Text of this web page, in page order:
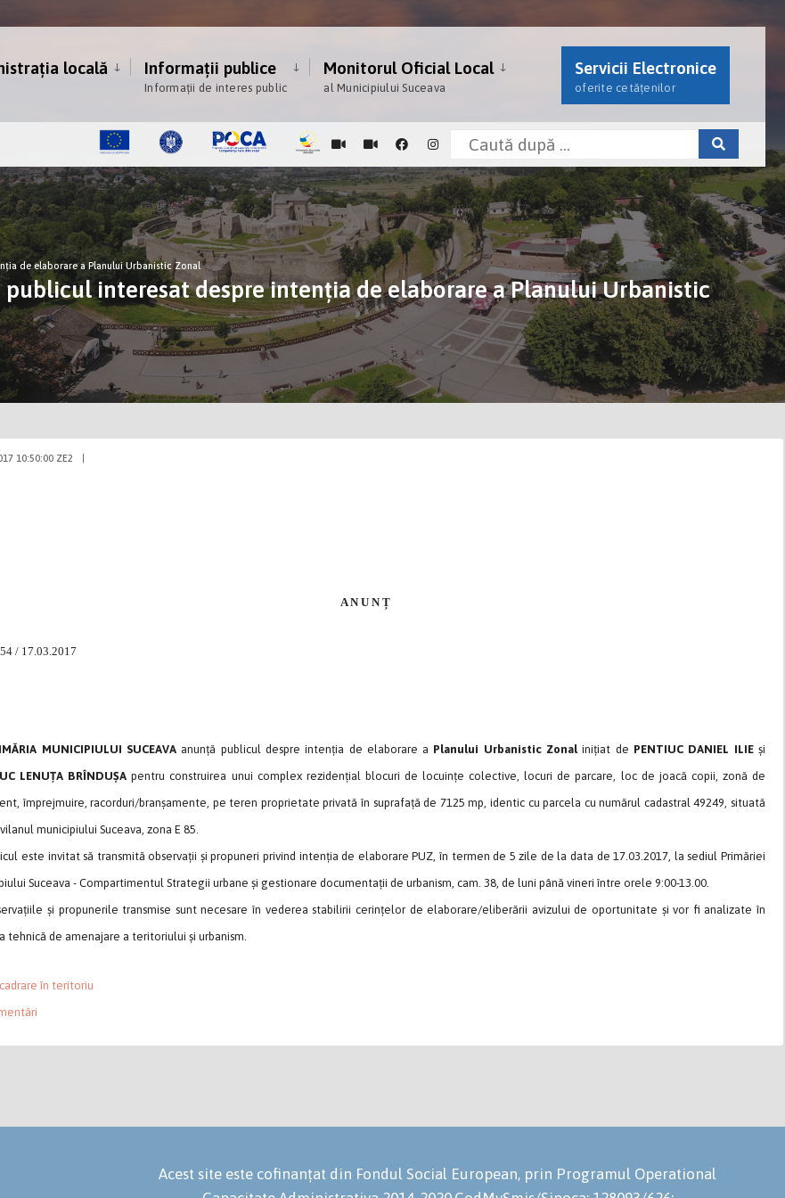
locală Informații publice
Informații de interes public
Monitorul Oficial Local
al Municipiului Suceava
Servicii Electronice
oferite cetățenilor
de elaborare a Planului Urbanistic Zonal
interesat despre intenţia de elaborare a Planului Urbanistic
10:50:00 ZE2
A N U N Ț
/ 17.03.2017
MUNICIPIULUI SUCEAVAanunță publicul despre intenția de elaborare a Planului Urbanistic Zonalinițiat de PENTIUC DANIEL ILIEși
LENUȚA BRÎNDUȘA pentru construirea unui complex rezidențial blocuri de locuințe colective, locuri de parcare, loc de joacă copii, zonă de
împrejmuire, racorduri/branșamente, pe teren proprietate privată în suprafață de 7125 mp, identic cu parcela cu numărul cadastral 49249, situată
municipiului Suceava, zona E 85.
este invitat să transmită observații și propuneri privind intenția de elaborare PUZ, în termen de 5 zile de la data de 17.03.2017, la sediul Primăriei
Suceava - Compartimentul Strategii urbane și gestionare documentații de urbanism, cam. 38, de luni până vineri între orele 9:00-13.00.
și propunerile transmise sunt necesare în vederea stabilirii cerințelor de elaborare/eliberării avizului de oportunitate și vor fi analizate în
tehnică de amenajare a teritoriului și urbanism.
în teritoriu
Acest site este cofinanțat din Fondul Social European, prin Programul Operational